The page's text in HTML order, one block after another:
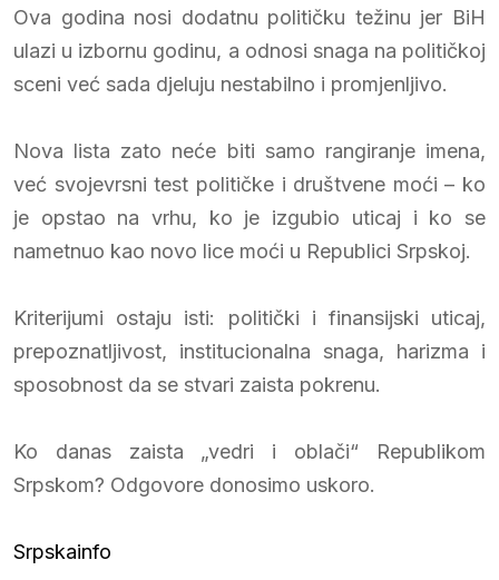
Ova godina nosi dodatnu političku težinu jer BiH
ulazi u izbornu godinu, a odnosi snaga na političkoj
sceni već sada djeluju nestabilno i promjenljivo.
Nova lista zato neće biti samo rangiranje imena,
već svojevrsni test političke i društvene moći – ko
je opstao na vrhu, ko je izgubio uticaj i ko se
nametnuo kao novo lice moći u Republici Srpskoj.
Kriterijumi ostaju isti: politički i finansijski uticaj,
prepoznatljivost, institucionalna snaga, harizma i
sposobnost da se stvari zaista pokrenu.
Ko danas zaista „vedri i oblači“ Republikom
Srpskom? Odgovore donosimo uskoro.
Srpskainfo